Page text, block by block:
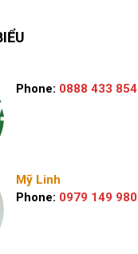
Phone: 0888 433 854
Mỹ Linh
Phone: 0979 149 980